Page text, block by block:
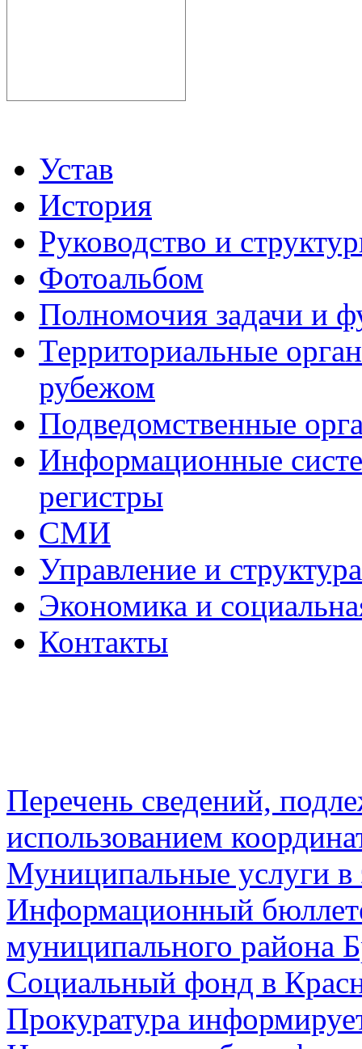
Устав
История
Руководство и
Фотоальбом
Полномочия задачи и
Территориальные
рубежом
Подведомственные
Информационные
регистры
СМИ
Управление и
Экономика и
Контакты
Перечень сведений,
использованием
Муниципальные услуги в
Информационный
муниципального района
Социальный фонд в
Прокуратура